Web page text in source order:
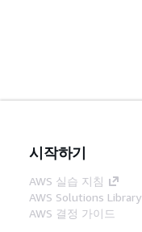
시작하기
AWS 실습 지침
AWS Solutions Library
AWS 결정 가이드